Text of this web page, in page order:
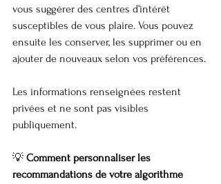
vous suggérer des centres d’intérêt
susceptibles de vous plaire. Vous pouvez
ensuite les conserver, les supprimer ou en
ajouter de nouveaux selon vos préférences.
Les informations renseignées restent
privées et ne sont pas visibles
publiquement.
💡 Comment personnaliser les
recommandations de votre algorithme